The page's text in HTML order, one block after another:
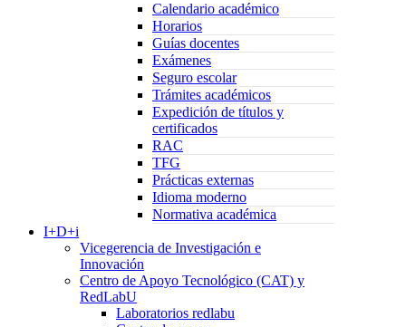
Calendario académico
Horarios
Guías docentes
Exámenes
Seguro escolar
Trámites académicos
Expedición de títulos y
certificados
RAC
TFG
Prácticas externas
Idioma moderno
Normativa académica
I+D+i
Vicegerencia de Investigación e
Innovación
Centro de Apoyo Tecnológico (CAT) y
RedLabU
Laboratorios redlabu